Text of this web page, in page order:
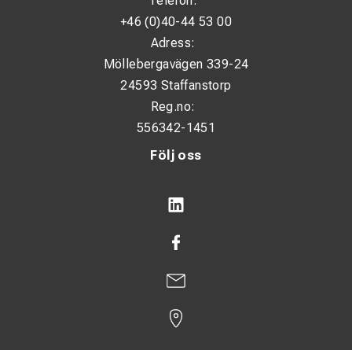
Följ oss
+46 (0)40-44 53 00
Adress:
Möllebergavägen 339-24
24593 Staffanstorp
Reg.no:
556342-1451